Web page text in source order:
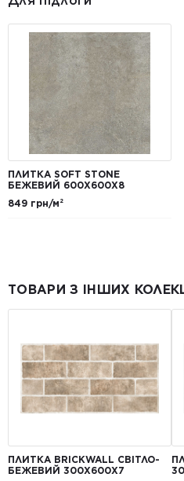
ПЛИТКА SOFT STONE
БЕЖЕВИЙ 600Х600Х8
849 грн/м²
ТОВАРИ З ІНШИХ
ПЛИТКА BRICKWALL СВІТЛО-
БЕЖЕВИЙ 300Х600Х7